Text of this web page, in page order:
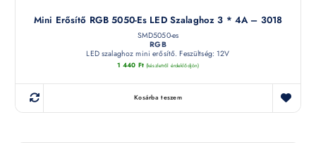
Mini Erősítő RGB 5050-Es LED Szalaghoz 3 * 4A – 3018
SMD5050-es
RGB
LED szalaghoz mini erősítő. Feszültség: 12V
1 440 Ft (készletről érdeklődjön)
Kosárba teszem